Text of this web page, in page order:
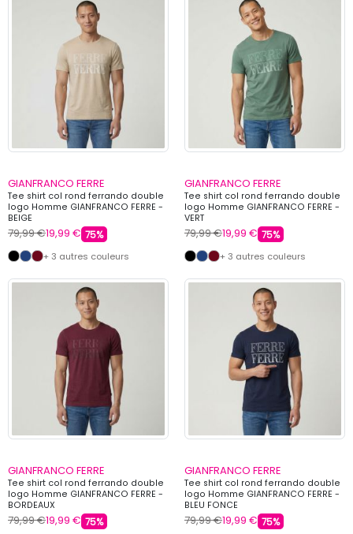
GIANFRANCO FERRE
Tee shirt col rond ferrando double
logo Homme GIANFRANCO FERRE -
BEIGE
79,99 €19,99 € 75%
+ 3 autres couleurs
GIANFRANCO FERRE
Tee shirt col rond ferrando double
logo Homme GIANFRANCO FERRE -
VERT
79,99 €19,99 € 75%
+ 3 autres couleurs
GIANFRANCO FERRE
Tee shirt col rond ferrando double
logo Homme GIANFRANCO FERRE -
BORDEAUX
79,99 €19,99 € 75%
GIANFRANCO FERRE
Tee shirt col rond ferrando double
logo Homme GIANFRANCO FERRE -
BLEU FONCE
79,99 €19,99 € 75%